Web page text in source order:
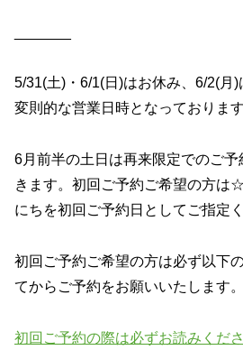
5/31(土)・6/1(日)はお休み、6/2(月)
変則的な営業日時となっております
6月前半の土日は再来限定でのご
きます。初回ご予約ご希望の方は
にちを初回ご予約日としてご指定
初回ご予約ご希望の方は必ず以下
てからご予約をお願いいたします。
初回ご予約の際は必ずお読みくだ